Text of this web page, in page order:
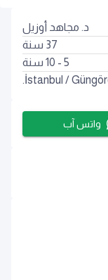
د. مجاهد أوزيل
37 سنة
5 - 10 سنة
İstanbul /
واتس آب